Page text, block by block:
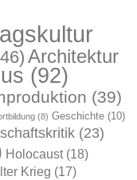
Architektur
(92)
(39)
(8) Geschichte (10)
(23)
Holocaust(18)
Krieg (17)